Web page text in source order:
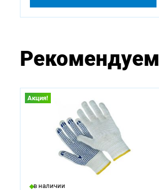
Рекомендуем
Акция!
в наличии